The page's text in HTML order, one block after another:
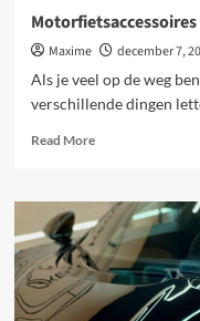
Maxime
december 7,
Als je veel op de weg
verschillende dingen
Read MoreRead
&
onderdelen